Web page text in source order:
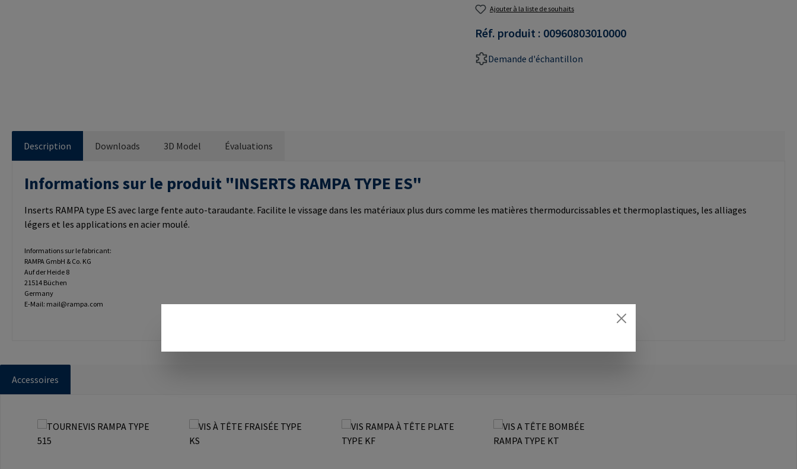
Ajouter à la liste de souhaits
Réf. produit : 00960803010000
Demande d'échantillon
Description Downloads 3D Model Évaluations
Informations sur le produit "INSERTS RAMPA TYPE ES"
Inserts RAMPA type ES avec large fente auto-taraudante. Facilite le vissage dans les matériaux plus durs comme les matières thermodurcissables et thermoplastiques, les alliages
légers et les applications en acier moulé.
Informations sur le fabricant:
RAMPA GmbH & Co. KG
Auf der Heide 8
21514 Büchen
Germany
E-Mail: mail@rampa.com
Accessoires